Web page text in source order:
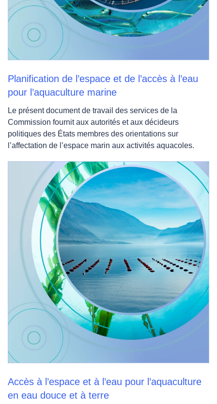
Planification de l’espace et de l’accès à l’eau
pour l’aquaculture marine
Le présent document de travail des services de la
Commission fournit aux autorités et aux décideurs
politiques des États membres des orientations sur
l’affectation de l’espace marin aux activités aquacoles.
Accès à l’espace et à l’eau pour l’aquaculture
en eau douce et à terre